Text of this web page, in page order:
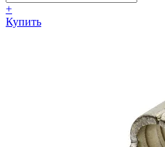
+
Купить